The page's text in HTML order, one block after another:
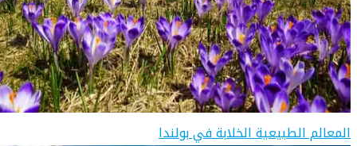
المعالم الطبيعية الخلابة في بولندا